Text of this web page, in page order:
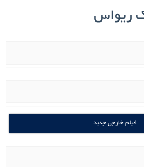
ریواس
فیلم خارجی جدید